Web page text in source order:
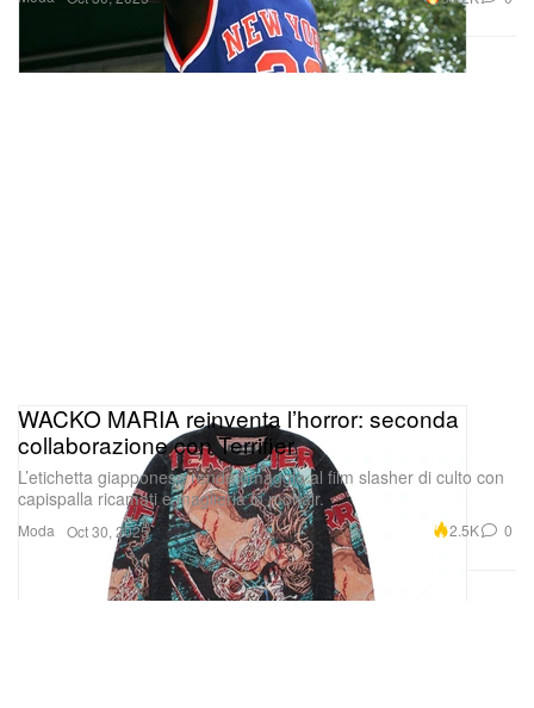
Moda
WACKO MARIA reinventa l’horror: seconda
collaborazione con Terrifier
L’etichetta giapponese rende omaggio al film slasher di culto con
capispalla ricamati e maglieria in mohair.
Oct 30, 2025 2.5K 0